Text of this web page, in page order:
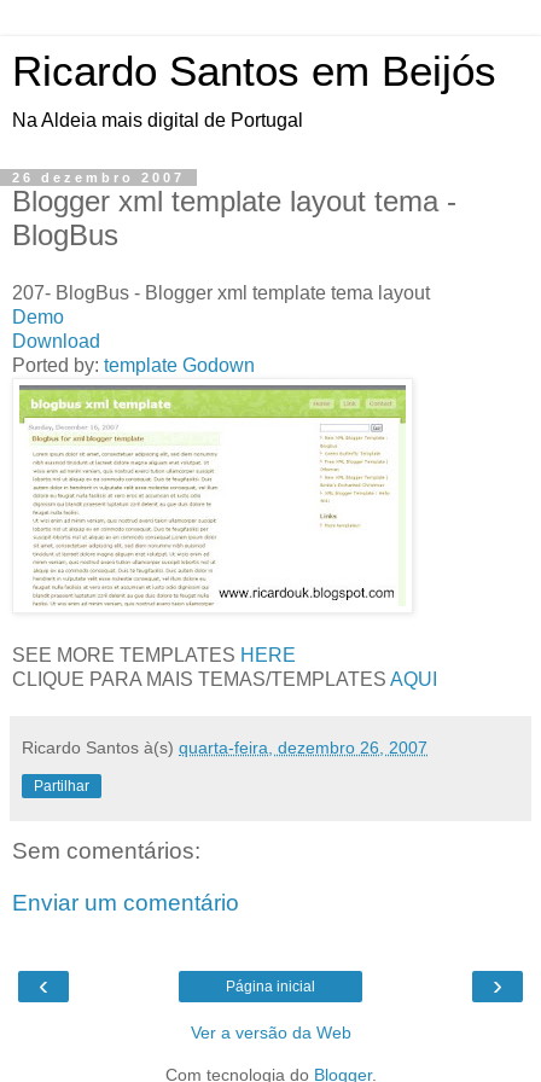
Ricardo Santos em Beijós
Na Aldeia mais digital de Portugal
26 dezembro 2007
Blogger xml template layout tema -
BlogBus
207- BlogBus - Blogger xml template tema layout
Demo
Download
Ported by: template Godown
SEE MORE TEMPLATES HERE
CLIQUE PARA MAIS TEMAS/TEMPLATES AQUI
Ricardo Santos à(s) quarta-feira, dezembro 26, 2007
Partilhar
Sem comentários:
Enviar um comentário
‹ ›
Página inicial
Ver a versão da Web
Com tecnologia do Blogger.